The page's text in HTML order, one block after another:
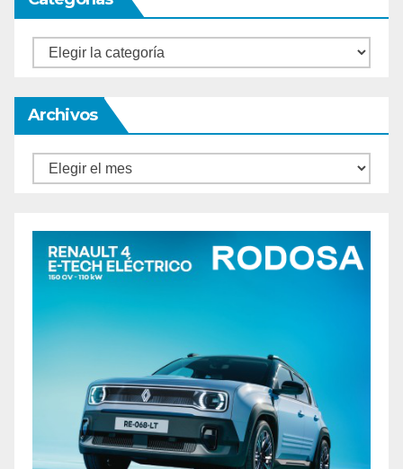
Categorías
Archivos
Archivos